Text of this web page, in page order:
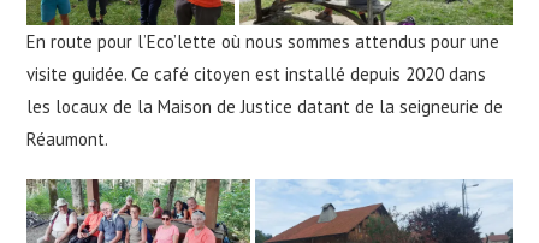
En route pour l’Eco’lette où nous sommes attendus pour une
visite guidée. Ce café citoyen est installé depuis 2020 dans
les locaux de la Maison de Justice datant de la seigneurie de
Réaumont.